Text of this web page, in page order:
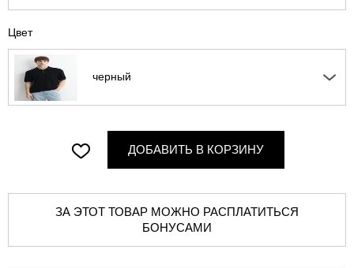
Цвет
черный
ДОБАВИТЬ В КОРЗИНУ
ЗА ЭТОТ ТОВАР МОЖНО РАСПЛАТИТЬСЯ
БОНУСАМИ